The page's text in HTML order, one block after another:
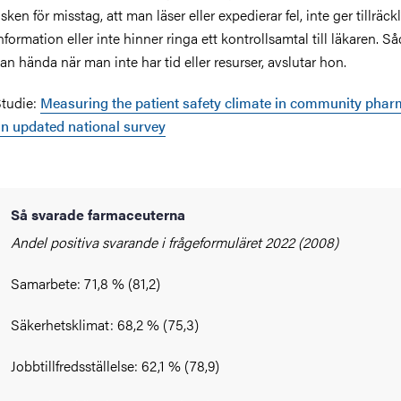
för misstag, att man läser eller expedierar fel, inte ger
eller inte hinner ringa ett kontrollsamtal till läkaren.
hända när man inte har tid eller resurser, avslutar hon.
Measuring the patient safety climate in community
updated national survey
Så svarade farmaceuterna
Andel positiva svarande i frågeformuläret 2022 (2008)
Samarbete: 71,8 % (81,2)
Säkerhetsklimat: 68,2 % (75,3)
Jobbtillfredsställelse: 62,1 % (78,9)